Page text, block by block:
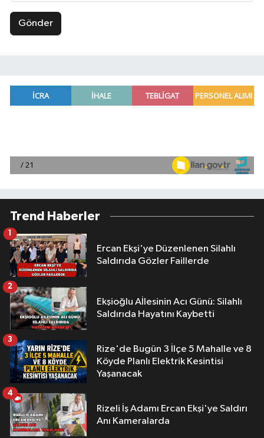
Gönder
Trend Haberler
Ercan Ekşi'ye Düzenlenen Silahlı
Saldırıda Gözler Faillerde
1
Ekşioğlu Aİlesinin Acı Günü: Silahlı
Saldırıda Hayatını Kaybetti
2
Rize'de Bugün 3 İlçe 5 Mahalle ve 8
Köyde Planlı Elektrik Kesintisi
Yaşanacak
3
Rizeli İş Adamı Ercan Ekşi'ye Saldırı
Anı Kameralarda
4